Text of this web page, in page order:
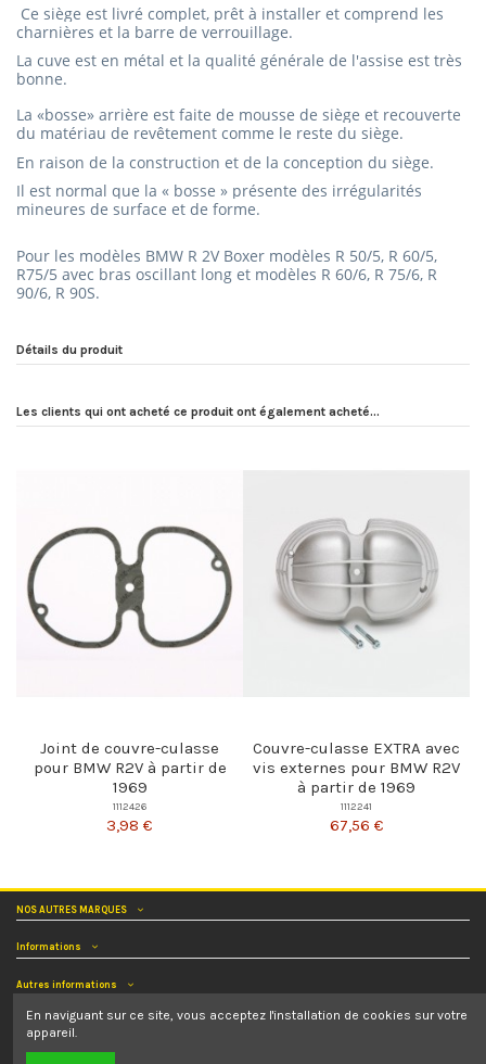
Ce siège est livré complet, prêt à installer et comprend les
charnières et la barre de verrouillage.
La cuve est en métal et la qualité générale de l'assise est très
bonne.
La «bosse» arrière est faite de mousse de siège et recouverte
du matériau de revêtement comme le reste du siège.
En raison de la construction et de la conception du siège.
Il est normal que la « bosse » présente des irrégularités
mineures de surface et de forme.
Pour les modèles BMW R 2V Boxer modèles R 50/5, R 60/5,
R75/5 avec bras oscillant long et modèles R 60/6, R 75/6, R
90/6, R 90S.
Détails du produit
Les clients qui ont acheté ce produit ont également acheté...
Joint de couvre-culasse
pour BMW R2V à partir de
1969
1112426
3,98 €
Couvre-culasse EXTRA avec
vis externes pour BMW R2V
à partir de 1969
1112241
67,56 €
NOS AUTRES MARQUES
Informations
Autres informations
Nous contacter
En naviguant sur ce site, vous acceptez l'installation de cookies sur votre
appareil.